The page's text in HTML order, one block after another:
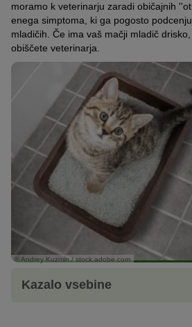
moramo k veterinarju zaradi običajnih
enega simptoma, ki ga pogosto
mladičih. Če ima vaš mačji mladič
obiščete veterinarja.
© Andrey Kuzmin / stock.adobe.com
Kazalo vsebine